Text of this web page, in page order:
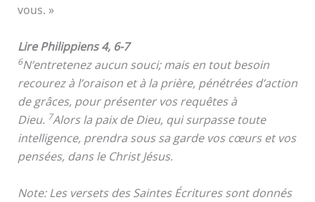
vous. »
Lire Philippiens 4, 6-7
6N’entretenez aucun souci; mais en tout besoin
recourez à l’oraison et à la prière, pénétrées d’action
de grâces, pour présenter vos requêtes à
Dieu. 7Alors la paix de Dieu, qui surpasse toute
intelligence, prendra sous sa garde vos cœurs et vos
pensées, dans le Christ Jésus.
Note: Les versets des Saintes Écritures sont donnés